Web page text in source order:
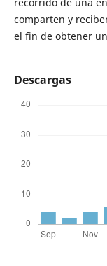
comparten y
el fin de obtener
Descargas